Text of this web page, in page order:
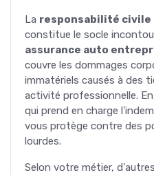
La responsabilité
constitue le socle
assurance auto
couvre les dommages
immatériels causés à des
activité professionnelle.
qui prend en charge
vous protège contre des
lourdes.
Selon votre métier,